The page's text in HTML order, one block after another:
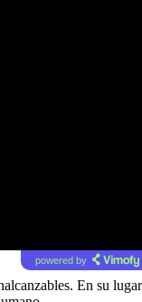
powered by
En su